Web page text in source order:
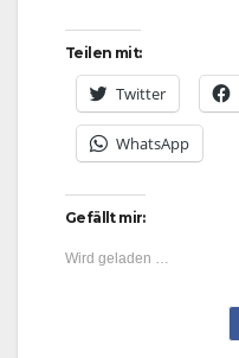
Teilen mit:
Twitter
WhatsApp
Gefällt mir:
Wird geladen …